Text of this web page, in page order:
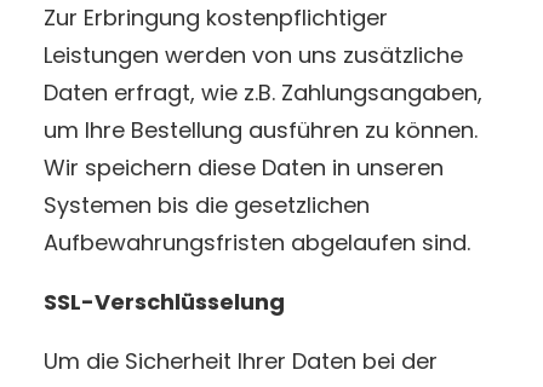
Zur Erbringung kostenpflichtiger
Leistungen werden von uns zusätzliche
Daten erfragt, wie z.B. Zahlungsangaben,
um Ihre Bestellung ausführen zu können.
Wir speichern diese Daten in unseren
Systemen bis die gesetzlichen
Aufbewahrungsfristen abgelaufen sind.
SSL-Verschlüsselung
Um die Sicherheit Ihrer Daten bei der